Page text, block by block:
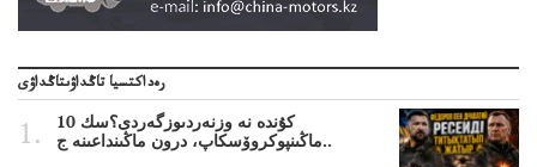
رەداكتسيا تاڭداۋىتاڭداۋى
10 كۇندە نە وزنەردىوزگەردى؟سك
ماڭىنپوكروۆسكاپ، درون ماڭىنداعىنە ج..